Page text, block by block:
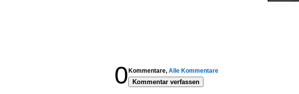
0 Kommentare, Alle Kommentare
Kommentar verfassen